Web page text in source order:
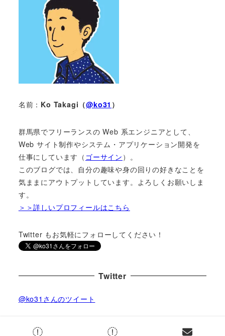
名前： Ko Takagi（@ko31 ）
群馬県でフリーランスの Web 系エンジニアとして、
Web サイト制作やシステム・アプリケーション開発を
仕事にしています（ ゴーサイン ）。
このブログでは、自分の趣味や身の回りの好きなことを
気ままにアウトプットしています。よろしくお願いしま
す。
＞＞詳しいプロフィールはこちら
Twitter もお気軽にフォローしてください！
Twitter
@ko31さんのツイート